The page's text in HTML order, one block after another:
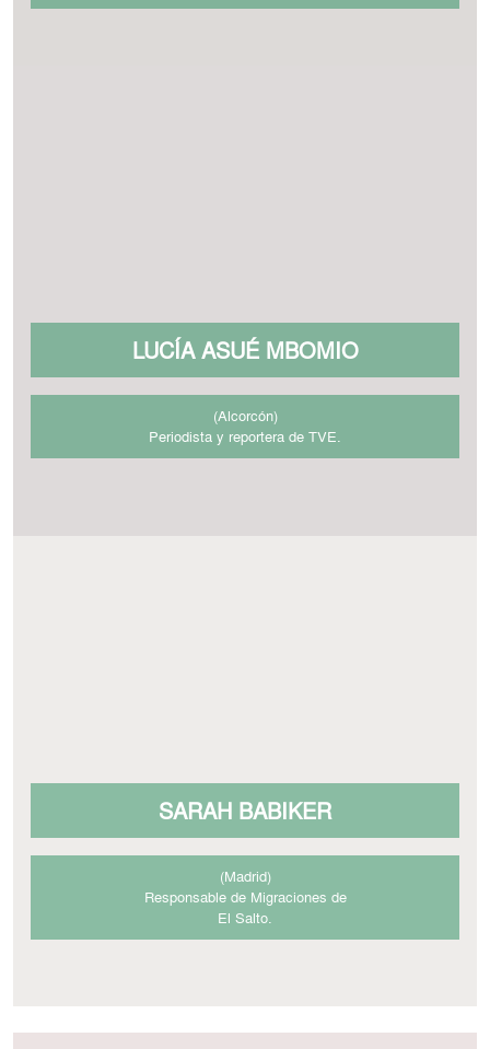
LUCÍA ASUÉ MBOMIO
(Alcorcón)
Periodista y reportera de TVE.
SARAH BABIKER
(Madrid)
Responsable de Migraciones de
El Salto.